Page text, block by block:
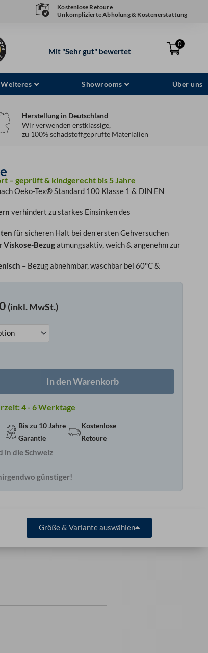
Kostenlose Retoure
Unkomplizierte Abholung & Kostenerstattung
Mit "Sehr gut" bewertet
0
Weiteres Showrooms Über uns
Herstellung in Deutschland
Wir verwenden erstklassige,
zu 100% schadstoffgeprüfte Materialien
– geprüft & kindgerecht bis 5 Jahre
Oeko-Tex® Standard 100 Klasse 1 & DIN EN
verhindert zu starkes Einsinken des
für sicheren Halt bei den ersten Gehversuchen
Viskose-Bezugatmungsaktiv, weich & angenehm zur
– Bezug abnehmbar, waschbar bei 60°C &
(inkl. MwSt.)
In den Warenkorb
4 - 6 Werktage
Bis zu 10 Jahre
Garantie
Kostenlose
Retoure
in die Schweiz
günstiger!
Größe & Variante auswählen